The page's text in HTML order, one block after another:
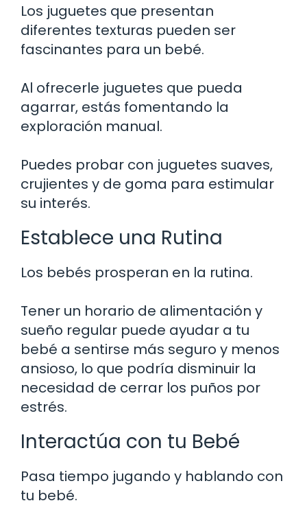
Los juguetes que presentan
diferentes texturas pueden ser
fascinantes para un bebé.
Al ofrecerle juguetes que pueda
agarrar, estás fomentando la
exploración manual.
Puedes probar con juguetes suaves,
crujientes y de goma para estimular
su interés.
Establece una Rutina
Los bebés prosperan en la rutina.
Tener un horario de alimentación y
sueño regular puede ayudar a tu
bebé a sentirse más seguro y menos
ansioso, lo que podría disminuir la
necesidad de cerrar los puños por
estrés.
Interactúa con tu Bebé
Pasa tiempo jugando y hablando con
tu bebé.